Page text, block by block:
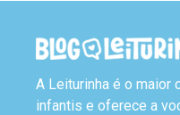
A Leiturinha é o maior
infantis e oferece a